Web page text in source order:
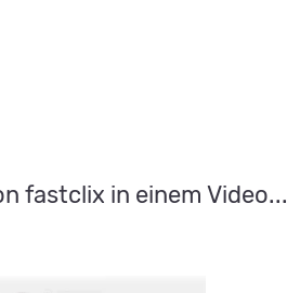
fastclix in einem Video...